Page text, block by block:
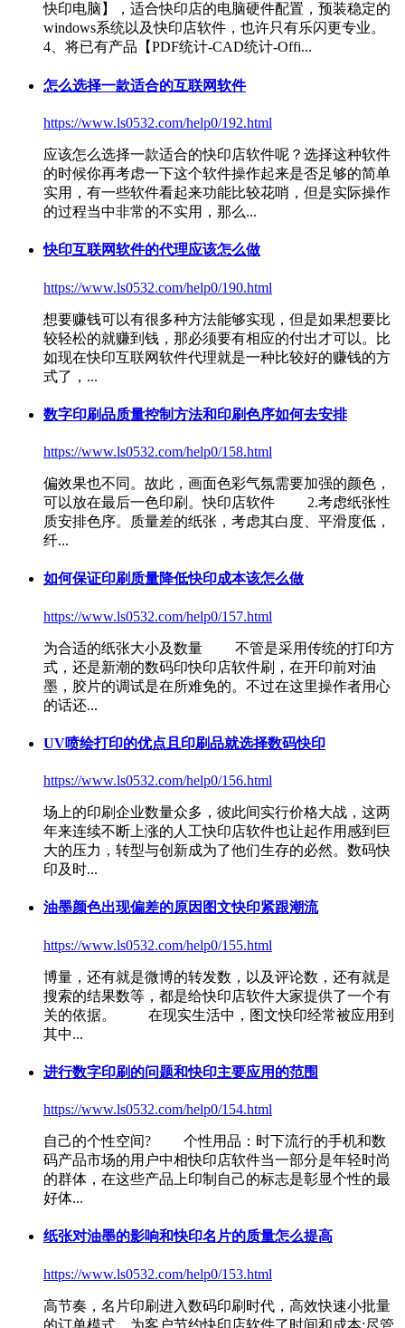
快印电脑】，适合快印店的电脑硬件配置，预装稳定的
windows系统以及快印店软件 ，也许只有乐闪更专业。
4、将已有产品【PDF统计-CAD统计-Offi...
怎么选择一款适合的互联网软件
https://www.ls0532.com/help0/192.html
应该怎么选择一款适合的快印店软件呢？选择这种软件
的时候你再考虑一下这个软件操作起来是否足够的简单
实用，有一些软件看起来功能比较花哨，但是实际操作
的过程当中非常的不实用，那么...
快印互联网软件的代理应该怎么做
https://www.ls0532.com/help0/190.html
想要赚钱可以有很多种方法能够实现，但是如果想要比
较轻松的就赚到钱，那必须要有相应的付出才可以。比
如现在快印互联网软件代理就是一种比较好的赚钱的方
式了，...
数字印刷品质量控制方法和印刷色序如何去安排
https://www.ls0532.com/help0/158.html
偏效果也不同。故此，画面色彩气氛需要加强的颜色，
可以放在最后一色印刷。快印店软件 2.考虑纸张性
质安排色序。质量差的纸张，考虑其白度、平滑度低，
纤...
如何保证印刷质量降低快印成本该怎么做
https://www.ls0532.com/help0/157.html
为合适的纸张大小及数量 不管是采用传统的打印方
式，还是新潮的数码印快印店软件刷，在开印前对油
墨，胶片的调试是在所难免的。不过在这里操作者用心
的话还...
UV喷绘打印的优点且印刷品就选择数码快印
https://www.ls0532.com/help0/156.html
场上的印刷企业数量众多，彼此间实行价格大战，这两
年来连续不断上涨的人工快印店软件也让起作用感到巨
大的压力，转型与创新成为了他们生存的必然。数码快
印及时...
油墨颜色出现偏差的原因图文快印紧跟潮流
https://www.ls0532.com/help0/155.html
博量，还有就是微博的转发数，以及评论数，还有就是
搜索的结果数等，都是给快印店软件大家提供了一个有
关的依据。 在现实生活中，图文快印经常被应用到
其中...
进行数字印刷的问题和快印主要应用的范围
https://www.ls0532.com/help0/154.html
自己的个性空间? 个性用品：时下流行的手机和数
码产品市场的用户中相快印店软件当一部分是年轻时尚
的群体，在这些产品上印制自己的标志是彰显个性的最
好体...
纸张对油墨的影响和快印名片的质量怎么提高
https://www.ls0532.com/help0/153.html
高节奏，名片印刷进入数码印刷时代，高效快速小批量
的订单模式，为客户节约快印店软件了时间和成本;尽管